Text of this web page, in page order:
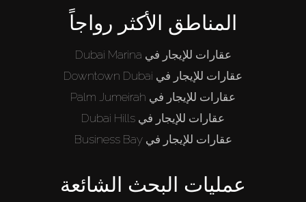
المناطق الأكثر رواجاً
عقارات للإيجار في Dubai Marina
عقارات للإيجار في Downtown Dubai
عقارات للإيجار في Palm Jumeirah
عقارات للإيجار في Dubai Hills
عقارات للإيجار في Business Bay
عمليات البحث الشائعة